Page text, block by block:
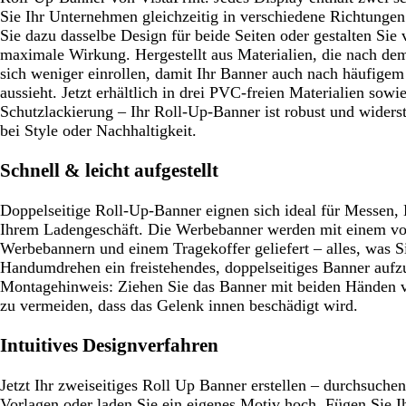
Sie Ihr Unternehmen gleichzeitig in verschiedene
Sie dazu dasselbe Design für beide Seiten oder gestalten
maximale Wirkung. Hergestellt aus Materialien, die nach
sich weniger einrollen, damit Ihr Banner auch nach
aussieht. Jetzt erhältlich in drei PVC-freien Materialien
Schutzlackierung – Ihr Roll-Up-Banner ist robust und
bei Style oder Nachhaltigkeit.
Schnell & leicht aufgestellt
Doppelseitige Roll-Up-Banner eignen sich ideal für Messen,
Ihrem Ladengeschäft. Die Werbebanner werden mit einem
Werbebannern und einem Tragekoffer geliefert – alles, was
Handumdrehen ein freistehendes, doppelseitiges Banner
Montagehinweis: Ziehen Sie das Banner mit beiden
zu vermeiden, dass das Gelenk innen beschädigt wird.
Intuitives Designverfahren
Jetzt Ihr zweiseitiges Roll Up Banner erstellen –